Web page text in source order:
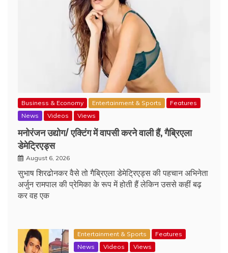
Business & Economy Entertainment & Sports
Features
News
Videos Views
मनोरंजन उद्योग/ एक्टिंग में वापसी करने वाली हैं, गैब्रिएला
डेमेट्रिएड्स
August 6, 2026
सुभाष शिरढोनकर वैसे तो गैब्रिएला डेमेट्रिएड्स की पहचान अभिनेता
अर्जुन रामपाल की प्रेमिका के रूप में होती हैं लेकिन उससे कहीं बढ़
कर वह एक
Entertainment & Sports
Features
News
Videos Views